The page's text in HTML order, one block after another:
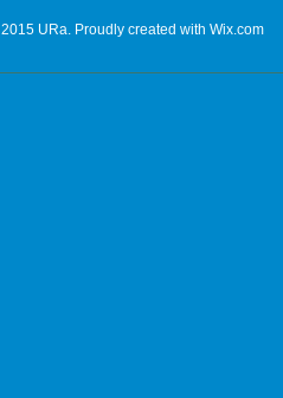
URa. Proudly created with Wix.com